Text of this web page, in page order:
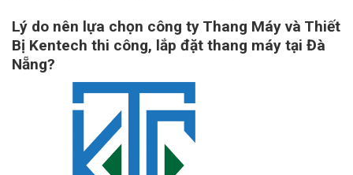
Lý do nên lựa chọn công ty Thang Máy và Thiết
Bị Kentech thi công, lắp đặt thang máy tại Đà
Nẵng?